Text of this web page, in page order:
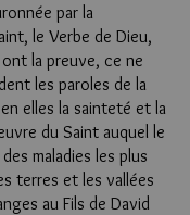
par la
le Verbe de Dieu,
la preuve, ce ne
les paroles de la
elles la sainteté et la
du Saint auquel le
maladies les plus
terres et les vallées
au Fils de David